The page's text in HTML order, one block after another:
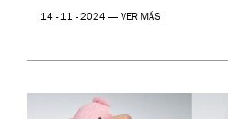
14 - 11 - 2024 — VER MÁS